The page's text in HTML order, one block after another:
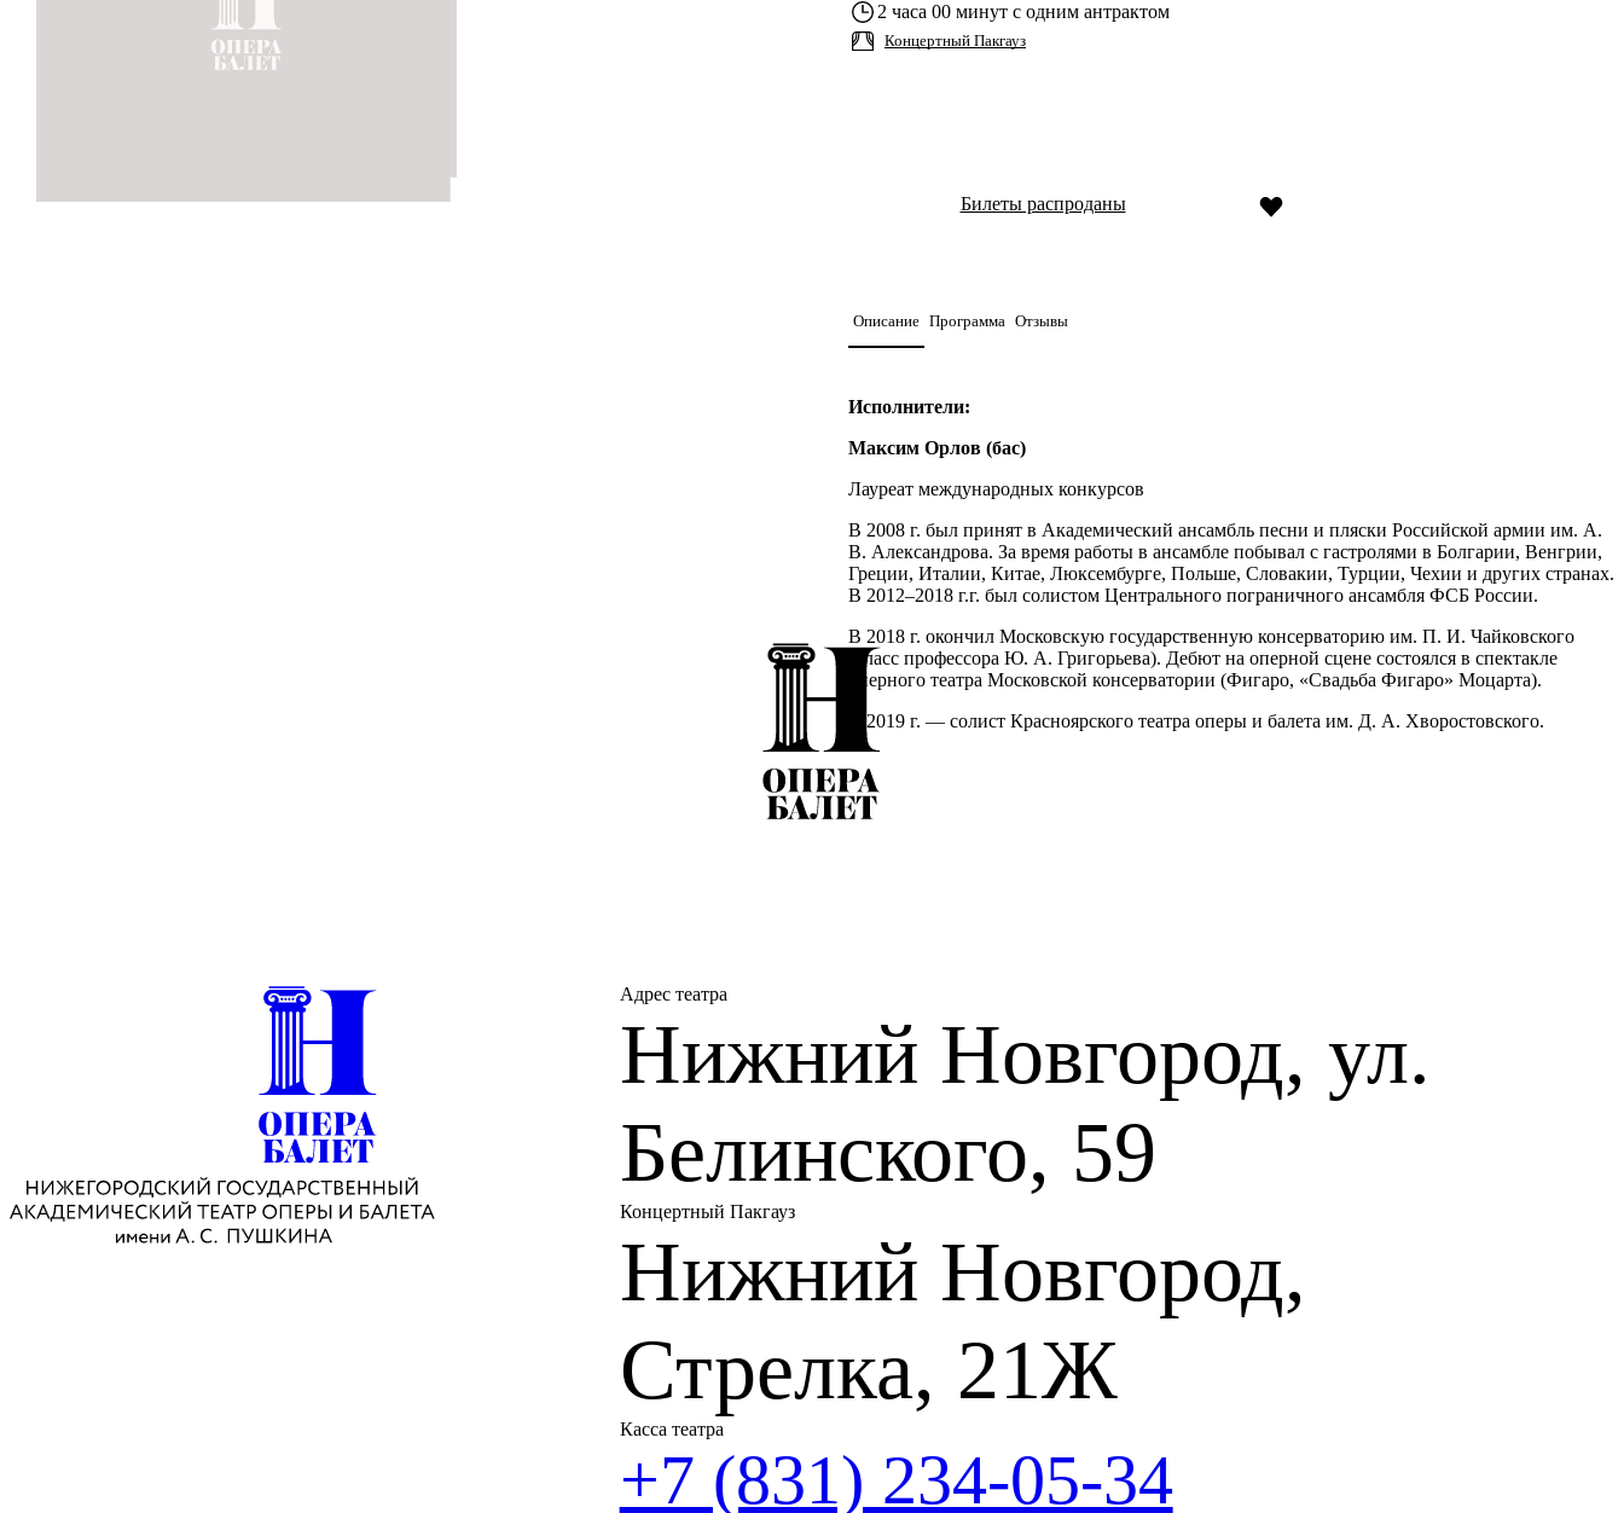
2 часа 00 минут с одним антрактом
Концертный Пакгауз
Билеты распроданы
Описание Программа Отзывы
Исполнители:
Максим Орлов (бас)
Лауреат международных конкурсов
В 2008 г. был принят в Академический ансамбль песни и пляски Российской армии им. А.
В. Александрова. За время работы в ансамбле побывал с гастролями в Болгарии, Венгрии,
Греции, Италии, Китае, Люксембурге, Польше, Словакии, Турции, Чехии и других странах.
В 2012–2018 г.г. был солистом Центрального пограничного ансамбля ФСБ России.
В 2018 г. окончил Московскую государственную консерваторию им. П. И. Чайковского
(класс профессора Ю. А. Григорьева). Дебют на оперной сцене состоялся в спектакле
оперного театра Московской консерватории (Фигаро, «Свадьба Фигаро» Моцарта).
В 2019 г. — солист Красноярского театра оперы и балета им. Д. А. Хворостовского.
Немировича-Данченко.
С 2023 — солист Нижегородского государственного академического театра оперы и балета
Руслан Разгуляев (фортепиано)
Дипломант всероссийского конкурса, профессор
Родился в г. Горьком (Нижний Новгород).
В 2004 окончил Нижегородскую государственную консерваторию им. М. И. Глинки (класс
В 2005 — участник фестиваля «Пианистические ночи» (Экс-ан-Прованс, Франция).
В 2006 — защита кандидатской диссертации о фортепианном творчестве Д. Лигети.
В репертуаре произведения И. С. Баха, К. Ф. Э. Баха, Й. Гайдна, Л. Бетховена, С. С.
Прокофьева, Н. Я. Мясковского, Н. К. Метнера, Э. Денисова, С. Губайдулиной, Г.
Уствольской, В. Сильвестрова, Дж. Крама и других классических и современных
композиторов.
Выступал с оркестром Нижегородской филармонии, оркестром «Солисты Нижнего
Новгорода», а также с сольными программами на сценах Нижнего Новгорода, Москвы,
Санкт-Петербурга, Кирова, Владимира, Саратова, Тольятти, Перми и других городов
Адрес театра
Нижний Новгород, ул.
Белинского, 59
Концертный Пакгауз
Нижний Новгород,
Стрелка, 21Ж
Касса театра
+7 (831) 234-05-34